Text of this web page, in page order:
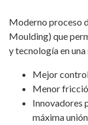
Moderno proceso
Moulding) que
y tecnología en una
Mejor
Menor
Innovadores
máxima